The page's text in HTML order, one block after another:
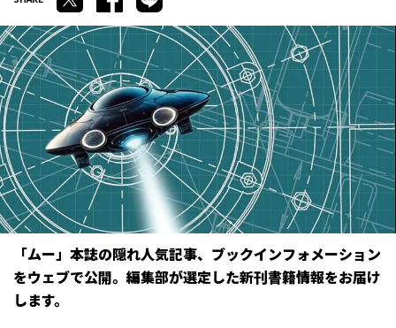
「ムー」本誌の隠れ人気記事、ブックインフォメーション
をウェブで公開。編集部が選定した新刊書籍情報をお届け
します。